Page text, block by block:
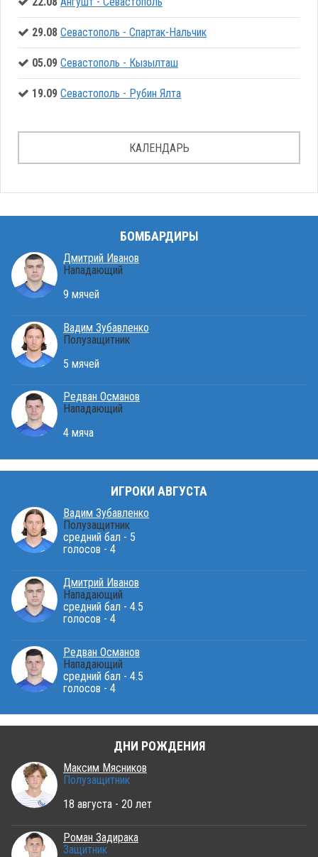
29.08 Севастополь - Спартак-Нальчик
05.09 Севастополь - Кызылташ
19.09 Севастополь - Рубин Ялта
КАЛЕНДАРЬ
БОМБАРДИРЫ
Дмитрий Иванов
Нападающий
9 мячей
Вадим Зубавленко
Полузащитник
5 мячей
Редван Османов
Нападающий
4 мяча
ИГРОКИ АВГУСТА
Вадим Зубавленко
Полузащитник
средний бал - 5
голосов - 4
Дмитрий Иванов
Нападающий
средний бал - 4.5
голосов - 4
Редван Османов
Нападающий
средний бал - 4.5
голосов - 4
ДНИ РОЖДЕНИЯ
Максим Мясников
Полузащитник
18 августа - 20 лет
Роман Задирака
Защитник